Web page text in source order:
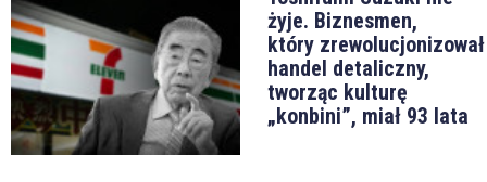
żyje. Biznesmen,
który zrewolucjonizował
handel detaliczny,
tworząc kulturę
„konbini”, miał 93 lata